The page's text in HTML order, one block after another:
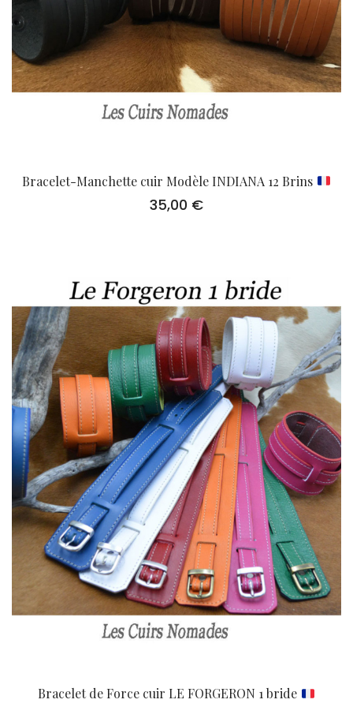
Bracelet-Manchette cuir Modèle INDIANA 12 Brins
35,00 €
Bracelet de Force cuir LE FORGERON 1 bride